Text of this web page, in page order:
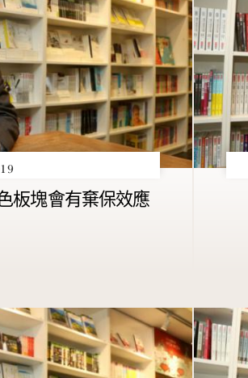
板塊會有棄保效應